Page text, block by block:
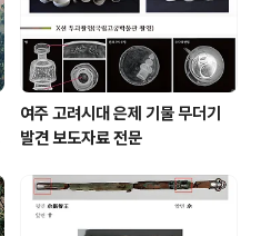
여주 고려시대 은제 기물 무더기
발견 보도자료 전문